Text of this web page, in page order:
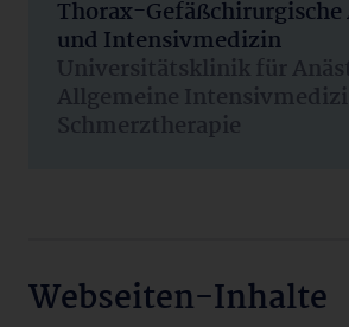
Thorax-Gefäßchirurgische
und Intensivmedizin
Universitätsklinik für
Allgemeine
Schmerztherapie
Webseiten-Inhalte